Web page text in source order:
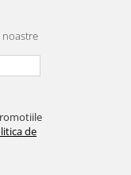
noastre
de